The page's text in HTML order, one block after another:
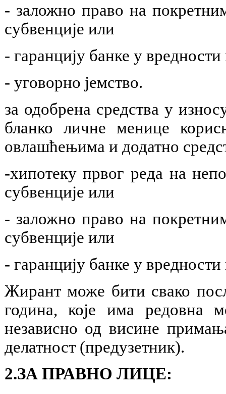
- заложно право на
субвенције или
- гаранцију банке у
- уговорно јемство.
за одобрена средства у
бланко личне менице
овлашћењима и додатно
-хипотеку првог реда на
субвенције или
- заложно право на
субвенције или
- гаранцију банке у
Жирант може бити свако
година, које има редовна
независно од висине
делатност (предузетник).
2.ЗА ПРАВНО ЛИЦЕ: